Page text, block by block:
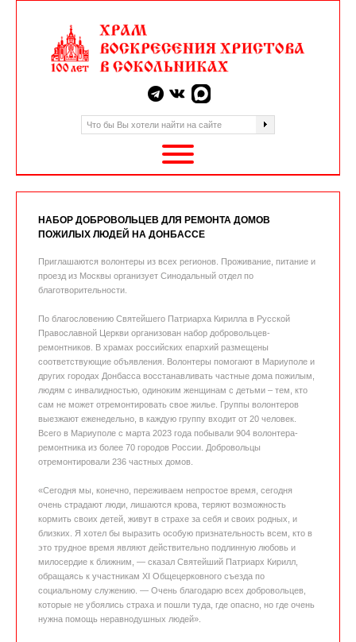
НАБОР ДОБРОВОЛЬЦЕВ ДЛЯ РЕМОНТА ДОМОВ
ПОЖИЛЫХ ЛЮДЕЙ НА ДОНБАССЕ
Приглашаются волонтеры из всех регионов. Проживание, питание и
проезд из Москвы организует Синодальный отдел по
благотворительности.
По благословению Святейшего Патриарха Кирилла в Русской
Православной Церкви организован набор добровольцев-
ремонтников. В храмах российских епархий размещены
соответствующие объявления. Волонтеры помогают в Мариуполе и
других городах Донбасса восстанавливать частные дома пожилым,
людям с инвалидностью, одиноким женщинам с детьми – тем, кто
сам не может отремонтировать свое жилье. Группы волонтеров
выезжают еженедельно, в каждую группу входит от 20 человек.
Всего в Мариуполе с марта 2023 года побывали 904 волонтера-
ремонтника из более 70 городов России. Добровольцы
отремонтировали 236 частных домов.
«Сегодня мы, конечно, переживаем непростое время, сегодня
очень страдают люди, лишаются крова, теряют возможность
кормить своих детей, живут в страхе за себя и своих родных, и
близких. Я хотел бы выразить особую признательность всем, кто в
это трудное время являют действительно подлинную любовь и
милосердие к ближним, — сказал Святейший Патриарх Кирилл,
обращаясь к участникам XI Общецерковного съезда по
социальному служению. — Очень благодарю всех добровольцев,
которые не убоялись страха и пошли туда, где опасно, но где очень
нужна помощь неравнодушных людей».